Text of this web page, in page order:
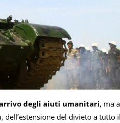
degli aiuti umanitari, ma
del divieto a tutto